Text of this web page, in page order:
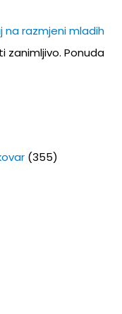
na razmjeni mladih
zanimljivo. Ponuda
(355)